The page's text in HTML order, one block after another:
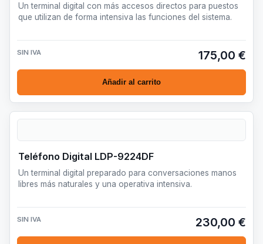
Un terminal digital con más accesos directos para puestos
que utilizan de forma intensiva las funciones del sistema.
SIN IVA 175,00 €
Añadir al carrito
Teléfono Digital LDP-9224DF
Un terminal digital preparado para conversaciones manos
libres más naturales y una operativa intensiva.
SIN IVA 230,00 €